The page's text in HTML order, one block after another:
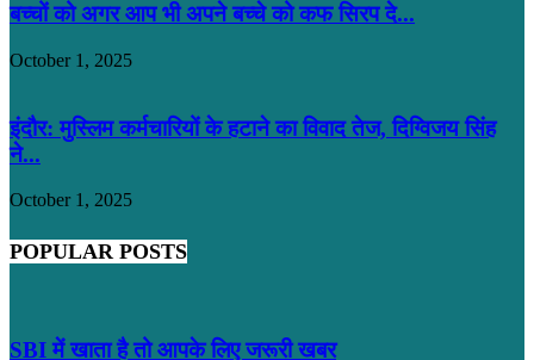
बच्चों को अगर आप भी अपने बच्चे को कफ सिरप दे...
October 1, 2025
इंदौर: मुस्लिम कर्मचारियों के हटाने का विवाद तेज, दिग्विजय सिंह
ने...
October 1, 2025
POPULAR POSTS
SBI में खाता है तो आपके लिए जरूरी खबर